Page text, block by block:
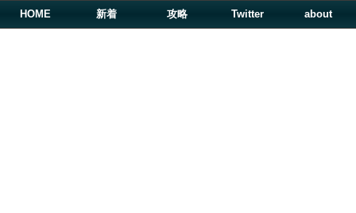
HOME 新着 攻略 Twitter about